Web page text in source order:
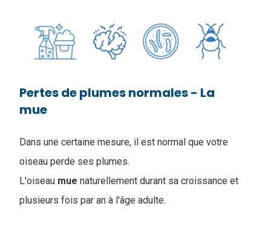
Pertes de plumes normales - La
mue
Dans une certaine mesure, il est normal que votre
oiseau perde ses plumes.
L'oiseau mue naturellement durant sa croissance et
plusieurs fois par an à l'âge adulte.